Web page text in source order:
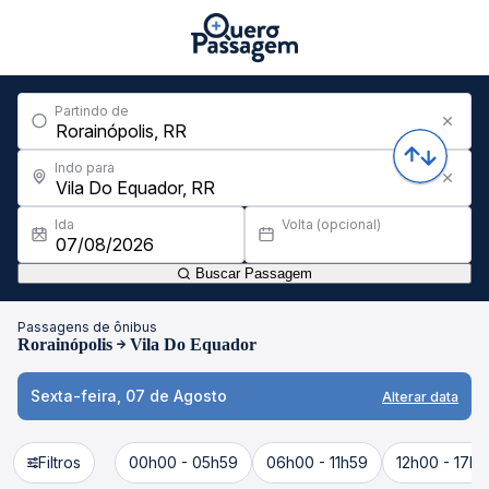
Partindo de
Indo para
Ida Volta (opcional)
Buscar Passagem
Passagens de ônibus
Rorainópolis Vila Do Equador
Sexta-feira, 07 de Agosto Alterar data
Filtros 00h00 - 05h59 06h00 - 11h59 12h00 -